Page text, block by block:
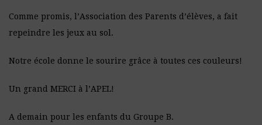
Comme promis, l’Association des Parents d’élèves, a fait
repeindre les jeux au sol.
Notre école donne le sourire grâce à toutes ces couleurs!
Un grand MERCI à l’APEL!
A demain pour les enfants du Groupe B.